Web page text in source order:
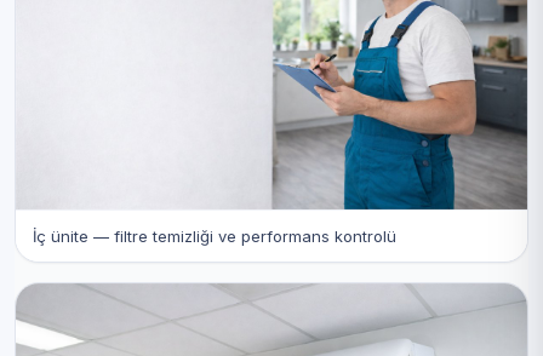
İç ünite — filtre temizliği ve performans kontrolü